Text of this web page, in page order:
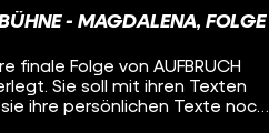
auf der Bühne steht,
Beziehung gefangen zu
Dagma den Rücken, auf
Herausforderung
bei YouTube!
- MAGDALENA, FOLGE 3
finale Folge von AUFBRUCH
Sie soll mit ihren Texten
ihre persönlichen Texte noch